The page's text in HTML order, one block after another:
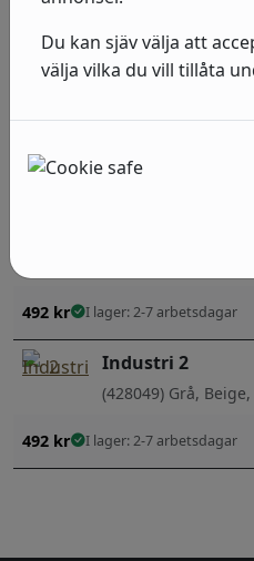
(428216) Grå, Guld,
492kr I lager: 2-7 arbetsdagar
(939538) Beige,
(429442) Grå,
492 kr I lager: 2-7 arbetsdagar
Industri 2
(428049) Grå,
492 kr I lager: 2-7 arbetsdagar
Du kan sjäv välja att
välja vilka du vill tillåta